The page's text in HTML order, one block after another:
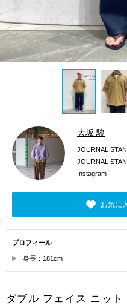
大坂 駿
JOURNAL
JOURNAL
Instagram
お気に
プロフィール
身長：181cm
ダブル フェイス ニッ